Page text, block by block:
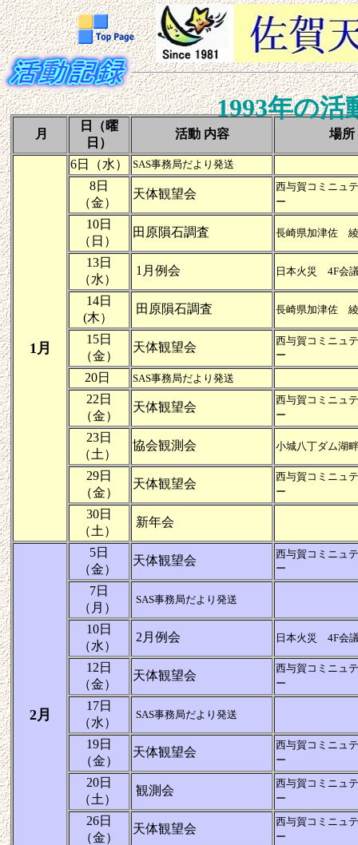
月
日（曜
日）
活動 内容 場所
1月
6日（水） SAS事務局だより発送
8日
（金）
天体観望会
西与賀コミニュ
ー
10日
（日）
田原隕石調査 長崎県加津佐
13日
（水）
1月例会 日本火災 4F会
14日
(木）
田原隕石調査 長崎県加津佐
15日
（金）
天体観望会
西与賀コミニュ
ー
20日 SAS事務局だより発送
22日
（金）
天体観望会
西与賀コミニュ
ー
23日
（土）
協会観測会 小城八丁ダム湖畔
29日
（金）
天体観望会
西与賀コミニュ
ー
30日
（土）
新年会
2月
5日
（金）
天体観望会
西与賀コミニュ
ー
7日
（月）
SAS事務局だより発送
10日
（水）
2月例会 日本火災 4F会
12日
（金）
天体観望会
西与賀コミニュ
ー
17日
（水）
SAS事務局だより発送
19日
（金）
天体観望会
西与賀コミニュ
ー
20日
（土）
観測会
西与賀コミニュ
ー
26日
（金）
天体観望会
西与賀コミニュ
ー
1993年の活